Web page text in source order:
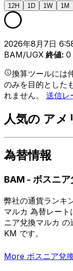
12H 1D 1W 1M
2026年8月7日
BAM/UGX 終値: 0
換算ツールには
のみを目的とした
れません。 送信レ
人気の ア
為替情報
BAM - ボスニア
弊社の通貨ランキ
マルカ 為替レー
ニア兌換マルカ
KM です。
More ボスニア兌